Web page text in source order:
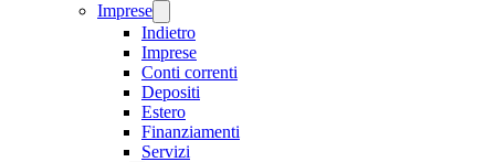
Imprese
Indietro
Imprese
Conti correnti
Depositi
Estero
Finanziamenti
Servizi